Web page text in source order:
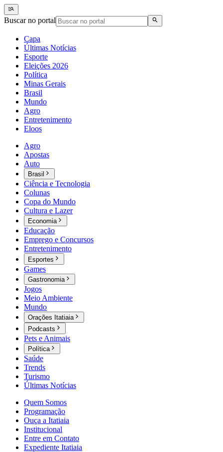
Buscar no portal
Capa
Últimas Notícias
Esporte
Eleições 2026
Política
Minas Gerais
Brasil
Mundo
Agro
Entretenimento
Eloos
Agro
Apostas
Auto
Brasil
Ciência e Tecnologia
Colunas
Copa do Mundo
Cultura e Lazer
Economia
Educação
Emprego e Concursos
Entretenimento
Esportes
Games
Gastronomia
Jogos
Meio Ambiente
Mundo
Orações Itatiaia
Podcasts
Pets e Animais
Política
Saúde
Trends
Turismo
Últimas Notícias
Quem Somos
Programação
Ouça a Itatiaia
Institucional
Entre em Contato
Expediente Itatiaia